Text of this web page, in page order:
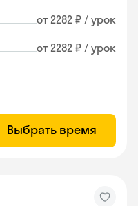
от 2282 ₽ / урок
от 2282 ₽ / урок
Выбрать время